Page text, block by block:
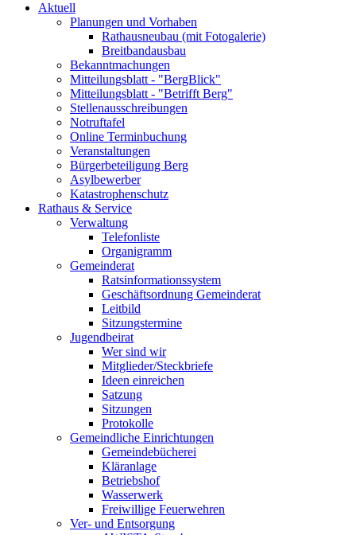
Aktuell
Planungen und Vorhaben
Rathausneubau (mit Fotogalerie)
Breitbandausbau
Bekanntmachungen
Mitteilungsblatt - "BergBlick"
Mitteilungsblatt - "Betrifft Berg"
Stellenausschreibungen
Notruftafel
Online Terminbuchung
Veranstaltungen
Bürgerbeteiligung Berg
Asylbewerber
Katastrophenschutz
Rathaus & Service
Verwaltung
Telefonliste
Organigramm
Gemeinderat
Ratsinformationssystem
Geschäftsordnung Gemeinderat
Leitbild
Sitzungstermine
Jugendbeirat
Wer sind wir
Mitglieder/Steckbriefe
Ideen einreichen
Satzung
Sitzungen
Protokolle
Gemeindliche Einrichtungen
Gemeindebücherei
Kläranlage
Betriebshof
Wasserwerk
Freiwillige Feuerwehren
Ver- und Entsorgung